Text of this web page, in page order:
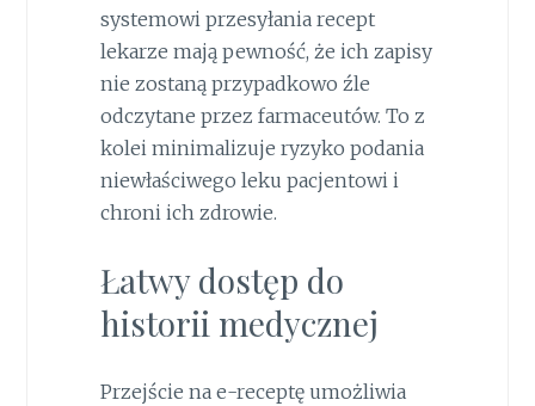
systemowi przesyłania recept
lekarze mają pewność, że ich zapisy
nie zostaną przypadkowo źle
odczytane przez farmaceutów. To z
kolei minimalizuje ryzyko podania
niewłaściwego leku pacjentowi i
chroni ich zdrowie.
Łatwy dostęp do
historii medycznej
Przejście na e-receptę umożliwia